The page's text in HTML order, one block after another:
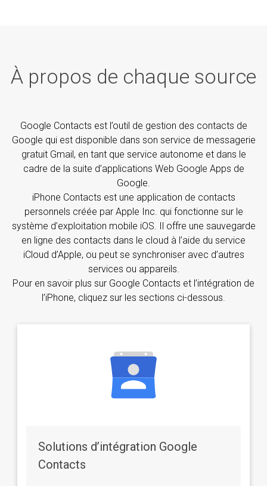
À propos de chaque source
Google Contacts est l’outil de gestion des contacts de
Google qui est disponible dans son service de messagerie
gratuit Gmail, en tant que service autonome et dans le
cadre de la suite d’applications Web Google Apps de
Google.
iPhone Contacts est une application de contacts
personnels créée par Apple Inc. qui fonctionne sur le
système d’exploitation mobile iOS. Il offre une sauvegarde
en ligne des contacts dans le cloud à l’aide du service
iCloud d’Apple, ou peut se synchroniser avec d’autres
services ou appareils.
Pour en savoir plus sur Google Contacts et l’intégration de
l’iPhone, cliquez sur les sections ci-dessous.
Solutions d’intégration Google
Contacts